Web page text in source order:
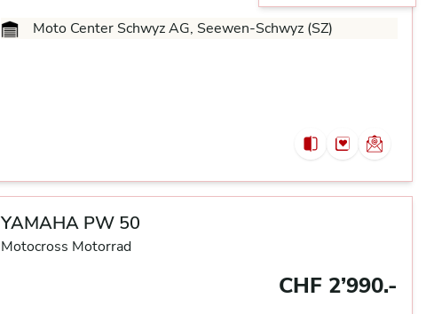
Moto Center Schwyz AG, Seewen-Schwyz (SZ)
YAMAHA PW 50
Motocross Motorrad
CHF 2’990.-